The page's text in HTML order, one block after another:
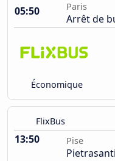
05:50
Paris
Arrêt de
Économique
FlixBus
13:50 Pise